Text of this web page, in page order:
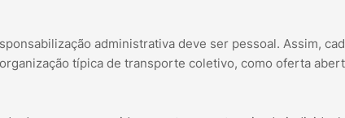
administrativa deve ser pessoal. Assim,
típica de transporte coletivo, como oferta